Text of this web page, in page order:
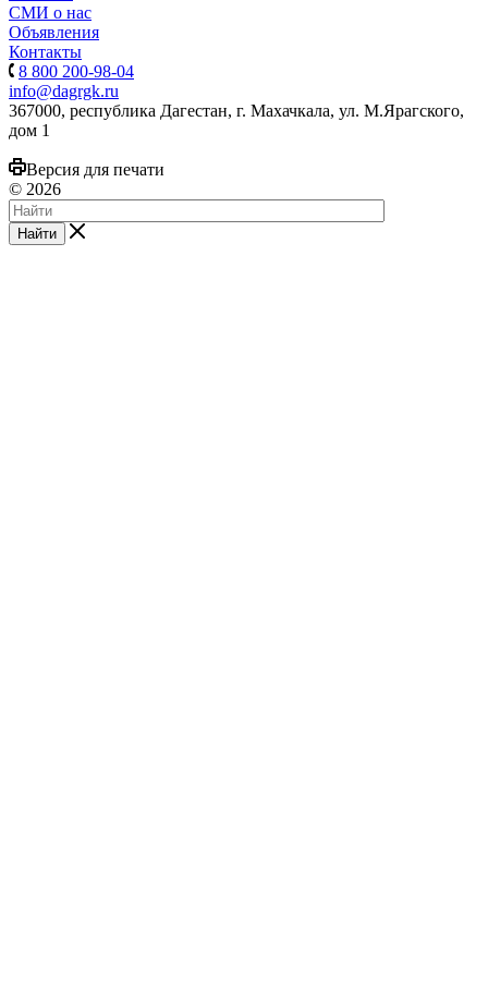
СМИ о нас
Объявления
Контакты
8 800 200-98-04
info@dagrgk.ru
367000, республика Дагестан, г. Махачкала, ул. М.Ярагского,
дом 1
Версия для печати
© 2026
Найти